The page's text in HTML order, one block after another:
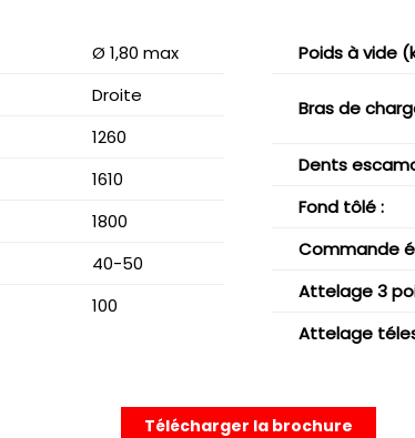
Ø 1,80 max
Droite
1260
1610
1800
40-50
100
Poids à vide
Bras de
Dents
Fond tôlé :
Commande
Attelage 3
Attelage
Télécharger la brochure